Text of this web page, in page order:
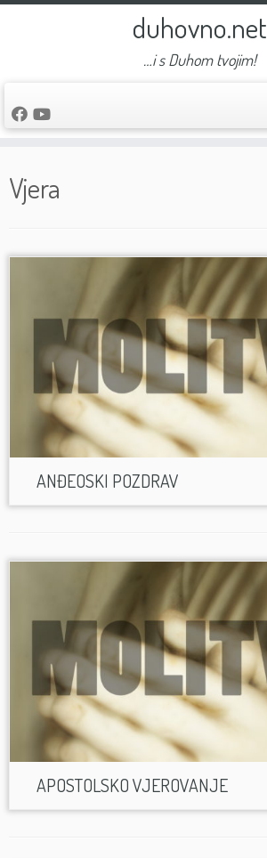
to
content
duhovno.net
…i s Duhom tvojim!
Vjera
ANĐEOSKI POZDRAV
APOSTOLSKO VJEROVANJE